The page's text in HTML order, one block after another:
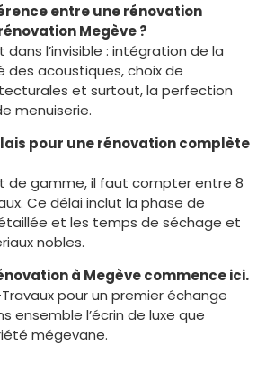
entre une rénovation
Megève ?
l’invisible : intégration de la
des acoustiques, choix de
et surtout, la perfection
menuiserie.
pour une rénovation complète
de gamme, il faut compter entre 8
Ce délai inclut la phase de
et les temps de séchage et
nobles.
à Megève commence ici.
pour un premier échange
ensemble l’écrin de luxe que
mégevane.